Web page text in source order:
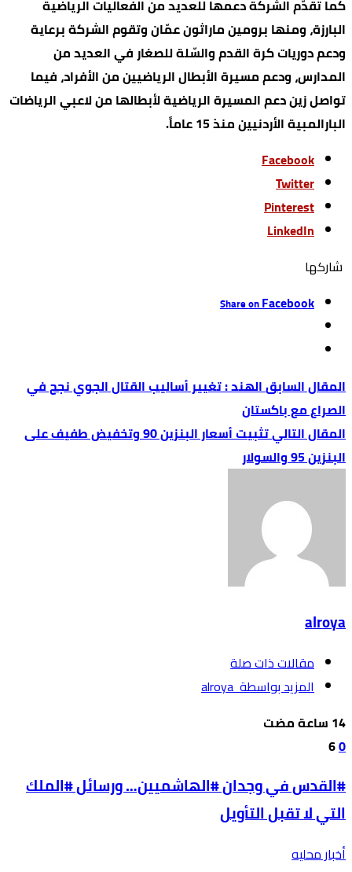
كما تقدّم الشركة دعمها للعديد من الفعاليات الرياضية
البارزة، ومنها برومين ماراثون عمّان وتقوم الشركة برعاية
ودعم دوريات كرة القدم والسّلة للصغار في العديد من
المدارس، ودعم مسيرة الأبطال الرياضيين من الأفراد، فيما
تواصل زين دعم المسيرة الرياضية لأبطالها من لاعبي الرياضات
البارالمبية الأردنيين منذ 15 عاماً.
Facebook
Twitter
Pinterest
LinkedIn
‫‫ شاركها‬
Share onFacebook
الهند : تغيير أساليب القتال الجوي نجح في
الصراع مع باكستان
تثبيت أسعار البنزين 90 وتخفيض طفيف على
البنزين 95 والسولار
alroya
‫مقالات ذات صلة‬
‫‫المزيد بواسطة‬ ‬ alroya
0
6
#القدس في وجدان #الهاشميين… ورسائل #الملك
التي لا تقبل التأويل
أخبار محليه